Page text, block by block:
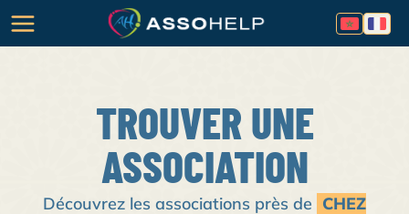
TROUVER UNE
ASSOCIATION
Découvrez les associations près de CHEZ